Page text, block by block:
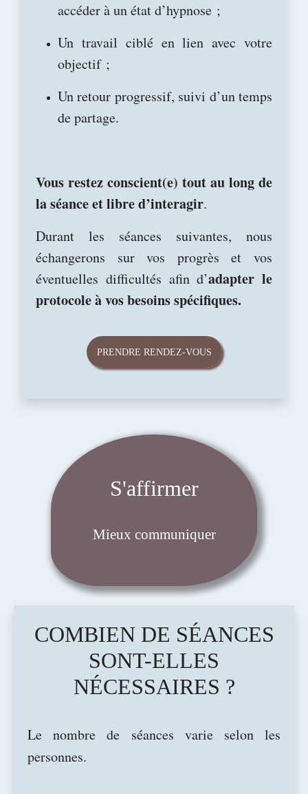
accéder à un état d’hypnose ;
Un travail ciblé en lien avec votre
objectif ;
Un retour progressif, suivi d’un temps
de partage.
Vous restez conscient(e) tout au long de
la séance et libre d’interagir.
Durant les séances suivantes, nous
échangerons sur vos progrès et vos
éventuelles difficultés afin d’adapter le
protocole à vos besoins spécifiques.
PRENDRE RENDEZ-VOUS
S'affirmer
Mieux communiquer
COMBIEN DE SÉANCES
SONT-ELLES
NÉCESSAIRES ?
Le nombre de séances varie selon les
personnes.